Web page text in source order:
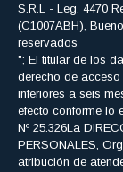
S.R.L - Leg. 4470
(C1007ABH),
reservados
"; El titular de los
derecho de
inferiores a seis
efecto conforme lo
Nº 25.326La
PERSONALES,
atribución de